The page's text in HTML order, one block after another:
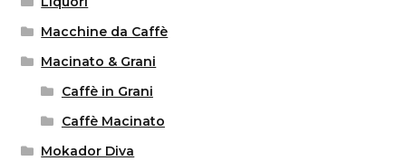
Macchine da Caffè
Macinato & Grani
Caffè in Grani
Caffè Macinato
Mokador Diva